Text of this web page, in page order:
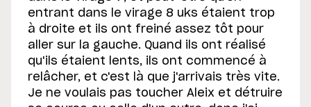
entrant dans le virage 8 uks étaient trop
à droite et ils ont freiné assez tôt pour
aller sur la gauche. Quand ils ont réalisé
qu'ils étaient lents, ils ont commencé à
relâcher, et c'est là que j'arrivais très vite.
Je ne voulais pas toucher Aleix et détruire